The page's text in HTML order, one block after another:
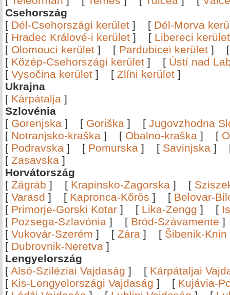
Csehország
[ Dél-Csehországi kerület ] [ Dél-Morva
[ Hradec Králové-i kerület ] [ Libereci kerület
[ Olomouci kerület ] [ Pardubicei kerület ]
[ Közép-Csehországi kerület ] [ Ústí nad
[ Vysočina kerület ] [ Zlíni kerület ]
Ukrajna
[ Kárpátalja ]
Szlovénia
[ Gorenjska ] [ Goriška ] [ Jugovzhodna
[ Notranjsko-kraška ] [ Obalno-kraška ] [
[ Podravska ] [ Pomurska ] [ Savinjska ]
[ Zasavska ]
Horvátország
[ Zágráb ] [ Krapinsko-Zagorska ] [
[ Varasd ] [ Kapronca-Kőrös ] [ Belovar-
[ Primorje-Gorski Kotar ] [ Lika-Zengg ] [
[ Pozsega-Szlavónia ] [ Bród-Szávamente
[ Vukovár-Szerém ] [ Zára ] [ Šibenik-Knin
[ Dubrovnik-Neretva ]
Lengyelország
[ Alsó-Sziléziai Vajdaság ] [ Kárpátaljai
[ Kis-Lengyelországi Vajdaság ] [ Kujávia-